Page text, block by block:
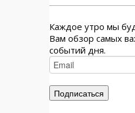
Каждое утро мы
Вам обзор самых
событий дня.